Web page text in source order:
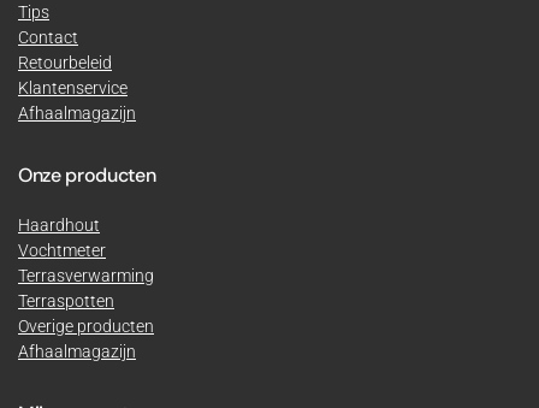
Tips
Contact
Retourbeleid
Klantenservice
Afhaalmagazijn
Onze producten
Haardhout
Vochtmeter
Terrasverwarming
Terraspotten
Overige producten
Afhaalmagazijn